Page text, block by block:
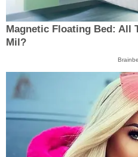
Magnetic Floating Bed: All
Mil?